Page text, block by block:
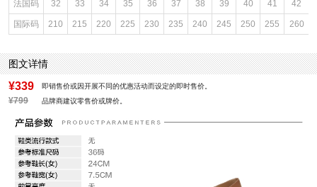
参考鞋宽(女)：7.5CM
里料材质：人造革,猪皮革
色系：棕色
鞋类流行款式：玛丽珍鞋
闭合方式：套脚
前掌高度：无
法国码 32 33 34 35 36 37 38 39 40 41 42
国际码 210 215 220 225 230 235 240 245 250 255 260
图文详情
¥339 即销售价或因开展不同的优惠活动而设定的即时售价。
¥799 品牌商建议零售价或牌价。